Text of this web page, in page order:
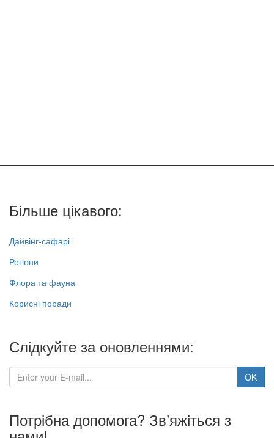
Більше цікавого:
Дайвінг-сафарі
Регіони
Флора та фауна
Корисні поради
Слідкуйте за оновленнями:
Потрібна допомога? Зв’яжіться з